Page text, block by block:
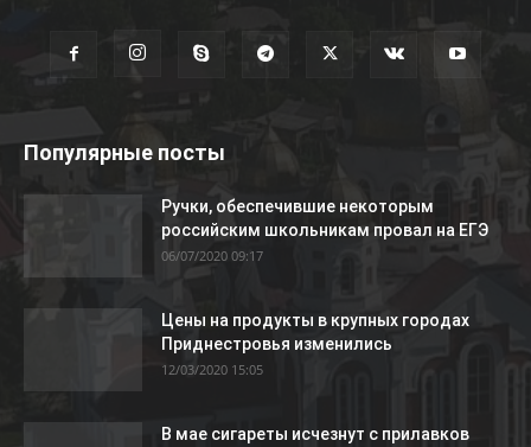
Популярные посты
Ручки, обеспечившие некоторым
российским школьникам провал на ЕГЭ
06/07/2020 09:17
Цены на продукты в крупных городах
Приднестровья изменились
12/03/2020 15:05
В мае сигареты исчезнут с прилавков